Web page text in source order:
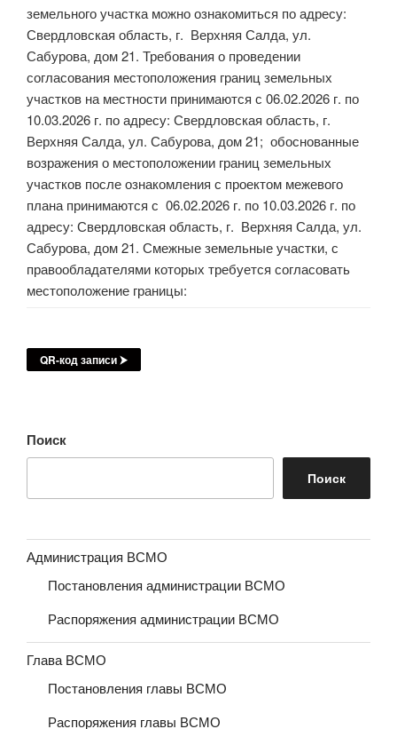
земельного участка можно ознакомиться по адресу:
Свердловская область, г. Верхняя Салда, ул.
Сабурова, дом 21. Требования о проведении
согласования местоположения границ земельных
участков на местности принимаются с 06.02.2026 г. по
10.03.2026 г. по адресу: Свердловская область, г.
Верхняя Салда, ул. Сабурова, дом 21; обоснованные
возражения о местоположении границ земельных
участков после ознакомления с проектом межевого
плана принимаются с 06.02.2026 г. по 10.03.2026 г. по
адресу: Свердловская область, г. Верхняя Салда, ул.
Сабурова, дом 21. Смежные земельные участки, с
правообладателями которых требуется согласовать
местоположение границы:
QR-код записи ⮞
Поиск
Поиск
Администрация ВСМО
Постановления администрации ВСМО
Распоряжения администрации ВСМО
Глава ВСМО
Постановления главы ВСМО
Распоряжения главы ВСМО